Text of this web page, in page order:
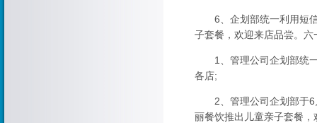
6、企划部统一利用短信
子套餐，欢迎来店品尝。
1、管理公司企划部统一
各店;
2、管理公司企划部于6
丽餐饮推出儿童亲子套餐